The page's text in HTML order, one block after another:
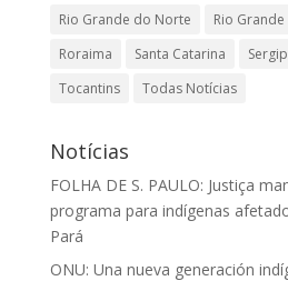
Rio Grande do Norte
Rio Grande
Roraima
Santa Catarina
Tocantins
Todas Notícias
Notícias
FOLHA DE S. PAULO: Justiça
programa para indígenas
Pará
ONU: Una nueva generación